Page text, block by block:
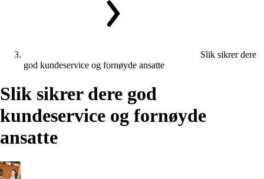
Slik sikrer dere
god kundeservice og fornøyde ansatte
Slik sikrer dere god
kundeservice og fornøyde
ansatte